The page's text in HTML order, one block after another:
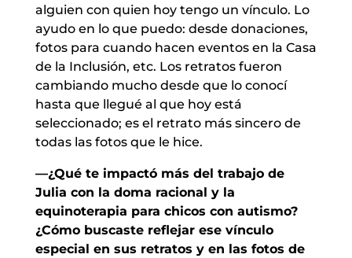
alguien con quien hoy tengo un vínculo. Lo
ayudo en lo que puedo: desde donaciones,
fotos para cuando hacen eventos en la Casa
de la Inclusión, etc. Los retratos fueron
cambiando mucho desde que lo conocí
hasta que llegué al que hoy está
seleccionado; es el retrato más sincero de
todas las fotos que le hice.
—¿Qué te impactó más del trabajo de
Julia con la doma racional y la
equinoterapia para chicos con autismo?
¿Cómo buscaste reflejar ese vínculo
especial en sus retratos y en las fotos de